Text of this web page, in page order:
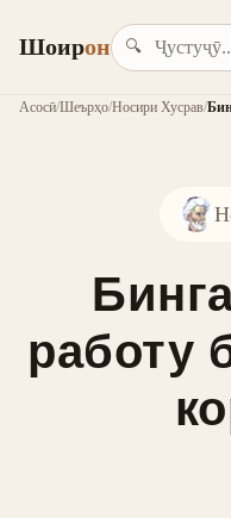
Шоирон 🔍
Асосӣ/Шеърҳо/Носири Хусрав/
работу